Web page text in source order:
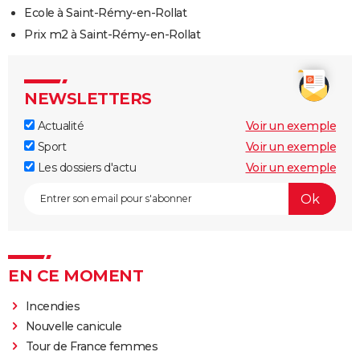
Ecole à Saint-Rémy-en-Rollat
Prix m2 à Saint-Rémy-en-Rollat
NEWSLETTERS
Actualité
Voir un exemple
Sport
Voir un exemple
Les dossiers d'actu
Voir un exemple
EN CE MOMENT
Incendies
Nouvelle canicule
Tour de France femmes